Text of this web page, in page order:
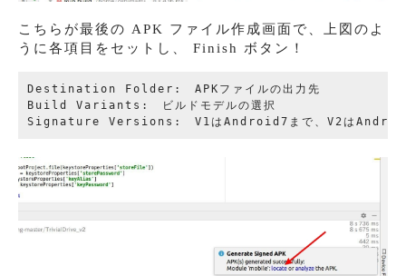
こちらが最後の APK ファイル作成画面で、上図のよ
うに各項目をセットし、 Finish ボタン！
Destination Folder:　APKファイルの出力先
Build Variants:　ビルドモデルの選択